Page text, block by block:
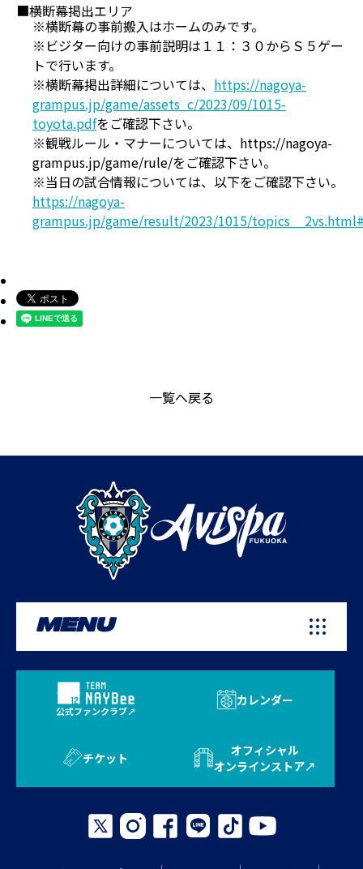
■横断幕掲出エリア
※横断幕の事前搬入はホームのみです。
※ビジター向けの事前説明は１１：３０からＳ５ゲー
トで行います。
※横断幕掲出詳細については、 https://nagoya-
grampus.jp/game/assets_c/2023/09/1015-
toyota.pdfをご確認下さい。
※観戦ルール・マナーについては、https://nagoya-
grampus.jp/game/rule/をご確認下さい。
※当日の試合情報については、以下をご確認下さい。
https://nagoya-
grampus.jp/game/result/2023/1015/
一覧へ戻る
MENU
公式ファンクラブ
カレンダー
チケット
オフィシャル
オンラインストア